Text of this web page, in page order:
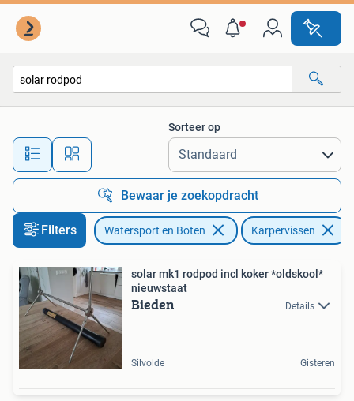
Alle afstanden…
Sorteer op
Bewaar je zoekopdracht
Filters Watersport en Boten Karpervissen
solar mk1 rodpod incl koker *oldskool*
nieuwstaat
Bieden Details
Silvolde Gisteren